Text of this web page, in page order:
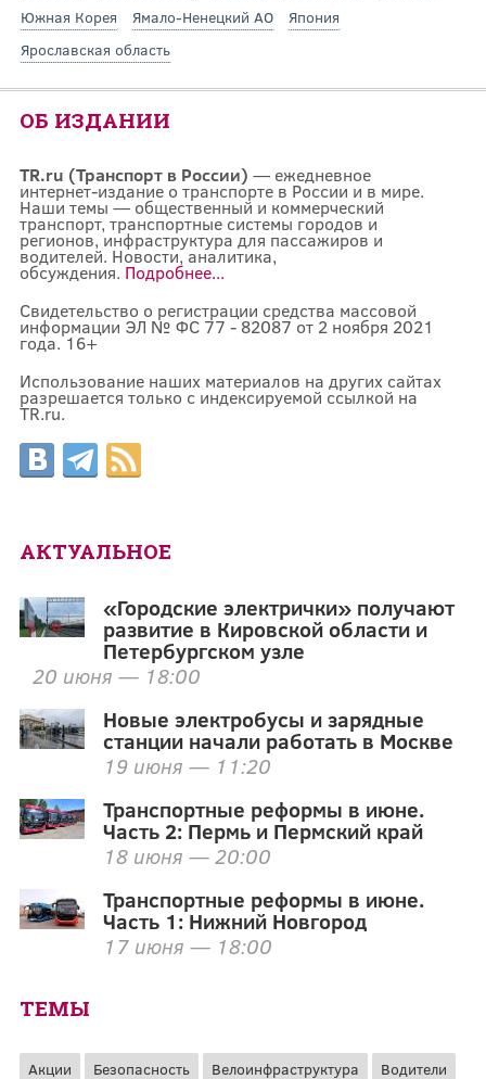
Южная Корея
Ямало-Ненецкий АО
Япония
Ярославская область
ОБ ИЗДАНИИ
TR.ru (Транспорт в России) — ежедневное
интернет-издание о транспорте в России и в мире.
Наши темы — общественный и коммерческий
транспорт, транспортные системы городов и
регионов, инфраструктура для пассажиров и
водителей. Новости, аналитика,
обсуждения. Подробнее...
Свидетельство о регистрации средства массовой
информации ЭЛ № ФС 77 - 82087 от 2 ноября 2021
года. 16+
Использование наших материалов на других сайтах
разрешается только с индексируемой ссылкой на
TR.ru.
АКТУАЛЬНОЕ
«Городские электрички» получают
развитие в Кировской области и
Петербургском узле
20 июня — 18:00
Новые электробусы и зарядные
станции начали работать в Москве
19 июня — 11:20
Транспортные реформы в июне.
Часть 2: Пермь и Пермский край
18 июня — 20:00
Транспортные реформы в июне.
Часть 1: Нижний Новгород
17 июня — 18:00
ТЕМЫ
Акции Безопасность Велоинфраструктура Водители